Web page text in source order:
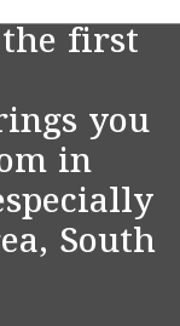
the first
you
in
South